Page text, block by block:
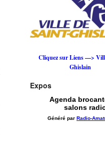
Cliquez sur Liens —>
Ghislain
Expos